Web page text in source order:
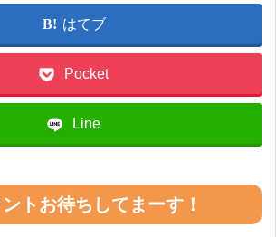
はてブ
Pocket
Line
トお待ちしてまーす！